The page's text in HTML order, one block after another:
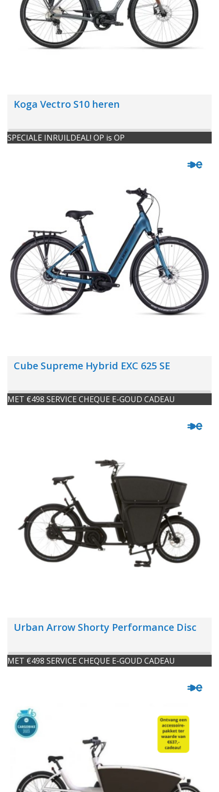
Koga Vectro S10 heren
SPECIALE INRUILDEAL! OP is OP
Cube Supreme Hybrid EXC 625 SE
MET €498 SERVICE CHEQUE E-GOUD CADEAU
Urban Arrow Shorty Performance Disc
MET €498 SERVICE CHEQUE E-GOUD CADEAU